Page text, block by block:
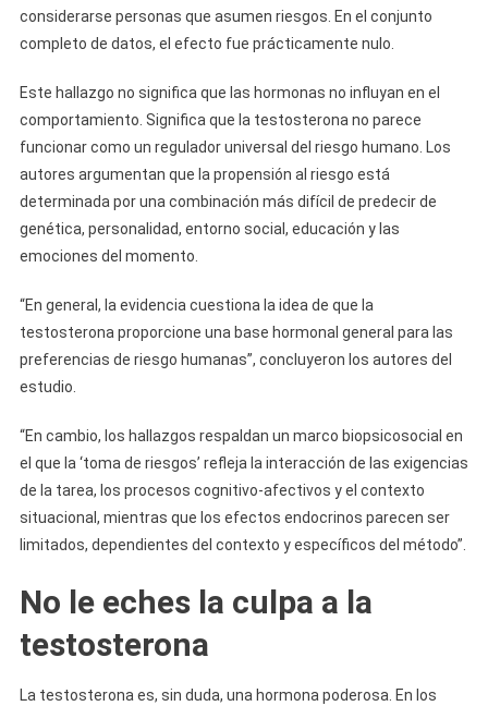
considerarse personas que asumen riesgos. En el conjunto
completo de datos, el efecto fue prácticamente nulo.
Este hallazgo no significa que las hormonas no influyan en el
comportamiento. Significa que la testosterona no parece
funcionar como un regulador universal del riesgo humano. Los
autores argumentan que la propensión al riesgo está
determinada por una combinación más difícil de predecir de
genética, personalidad, entorno social, educación y las
emociones del momento.
“En general, la evidencia cuestiona la idea de que la
testosterona proporcione una base hormonal general para las
preferencias de riesgo humanas”, concluyeron los autores del
estudio.
“En cambio, los hallazgos respaldan un marco biopsicosocial en
el que la ‘toma de riesgos’ refleja la interacción de las exigencias
de la tarea, los procesos cognitivo-afectivos y el contexto
situacional, mientras que los efectos endocrinos parecen ser
limitados, dependientes del contexto y específicos del método”.
No le eches la culpa a la
testosterona
La testosterona es, sin duda, una hormona poderosa. En los